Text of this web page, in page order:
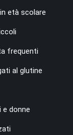
età scolare
frequenti
al glutine
donne